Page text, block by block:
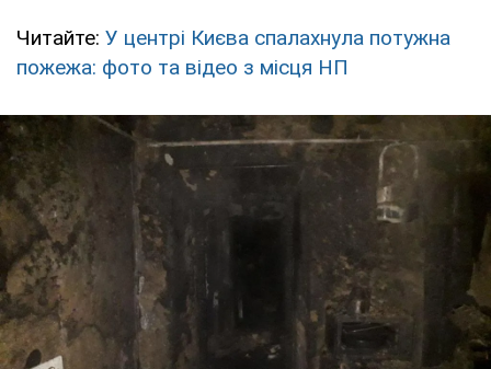
Читайте: У центрі Києва спалахнула потужна
пожежа: фото та відео з місця НП